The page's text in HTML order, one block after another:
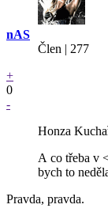
nAS
Člen | 277
+
0
-
Honza
A co třeba v
bych to
Pravda, pravda.